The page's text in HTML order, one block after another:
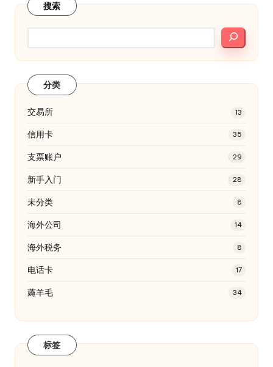
搜索
分类
交易所 13
信用卡 35
支票账户 29
新手入门 28
未分类 8
海外公司 14
海外税务 8
电话卡 17
薅羊毛 34
标签